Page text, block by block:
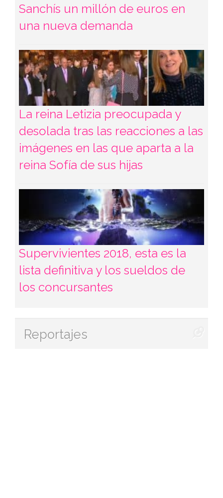
Sanchís un millón de euros en
una nueva demanda
La reina Letizia preocupada y
desolada tras las reacciones a las
imágenes en las que aparta a la
reina Sofía de sus hijas
Supervivientes 2018, esta es la
lista definitiva y los sueldos de
los concursantes
Reportajes